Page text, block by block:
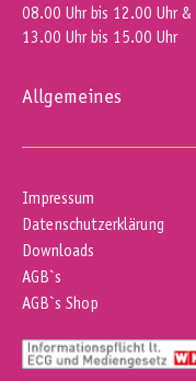
08.00 Uhr bis 12.00 Uhr &
13.00 Uhr bis 15.00 Uhr
Allgemeines
Impressum
Datenschutzerklärung
Downloads
AGB`s
AGB`s Shop